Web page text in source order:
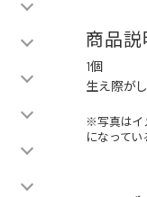
商品説
1個
生え際が
※写真はイ
になって